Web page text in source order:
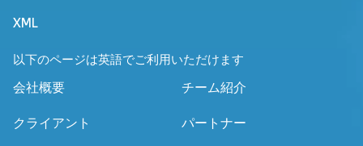
XML
以下のページは英語でご利用いただけます
会社概要 チーム紹介
クライアント パートナー